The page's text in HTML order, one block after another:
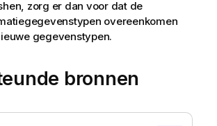
zorg er dan voor dat de
overeenkomen
gegevenstypen.
bronnen